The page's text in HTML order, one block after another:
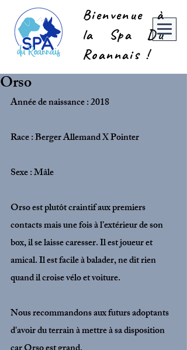
Bienvenue à
la Spa Du
Roannais !
Orso
Année de naissance : 2018
Race : Berger Allemand X Pointer
Sexe : Mâle
Orso est plutôt craintif aux premiers
contacts mais une fois à l’extérieur de son
box, il se laisse caresser. Il est joueur et
amical. Il est facile à balader, ne dit rien
quand il croise vélo et voiture.
Nous recommandons aux futurs adoptants
d'avoir du terrain à mettre à sa disposition